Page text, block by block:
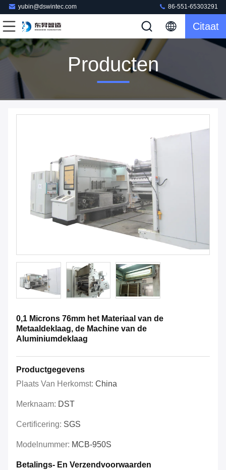
yubin@dswintec.com 86-551-65303291
Citaat
Producten
0,1 Microns 76mm het Materiaal van de
Metaaldeklaag, de Machine van de
Aluminiumdeklaag
Productgegevens
Plaats Van Herkomst: China
Merknaam: DST
Certificering: SGS
Modelnummer: MCB-950S
Betalings- En Verzendvoorwaarden